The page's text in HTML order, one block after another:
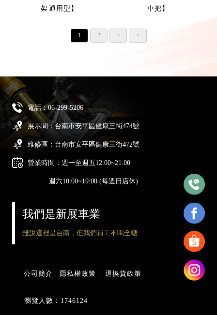
架 通用型】
車把】
1 2 3 >
電話：06-299-5206
展示間：台南市安平區健康三街474號
維修區：台南市安平區健康三街472號
營業時間：週一至週五12:00~21:00
週六10:00~19:00 (每週日店休)
我們是新展車業
雖說這裡是台南，但我們員工不喝全糖
公司簡介 隱私權政策 退換貨政策
瀏覽人數：1746124